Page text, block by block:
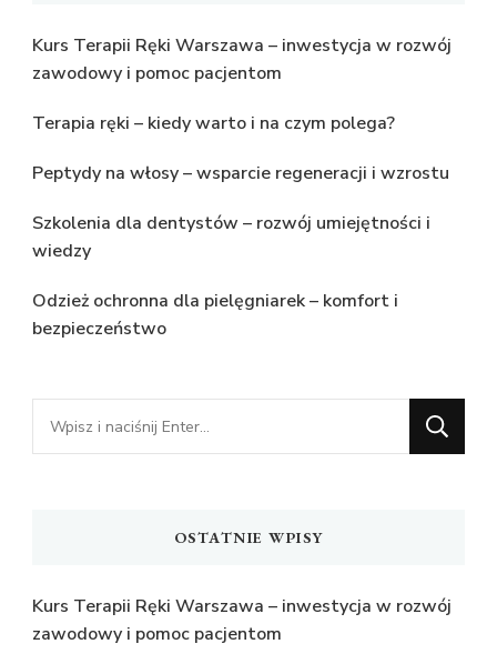
Kurs Terapii Ręki Warszawa – inwestycja w rozwój
zawodowy i pomoc pacjentom
Terapia ręki – kiedy warto i na czym polega?
Peptydy na włosy – wsparcie regeneracji i wzrostu
Szkolenia dla dentystów – rozwój umiejętności i
wiedzy
Odzież ochronna dla pielęgniarek – komfort i
bezpieczeństwo
Szukasz
czegoś?
OSTATNIE WPISY
Kurs Terapii Ręki Warszawa – inwestycja w rozwój
zawodowy i pomoc pacjentom